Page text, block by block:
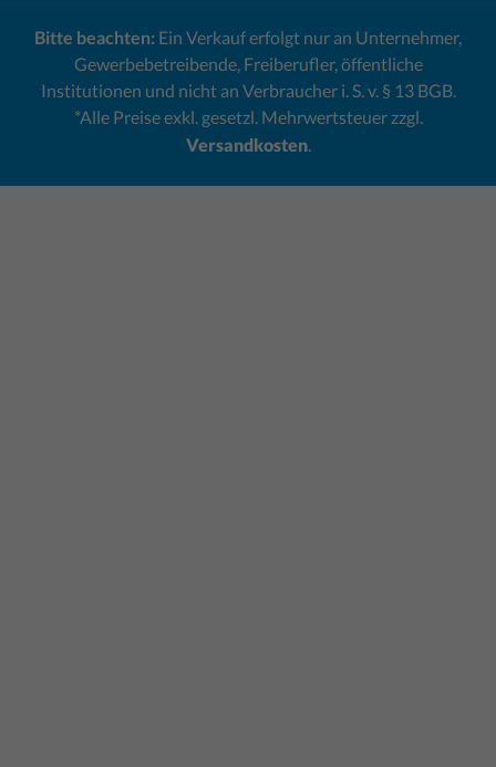
Bitte beachten: Ein Verkauf erfolgt nur an Unternehmer,
Gewerbebetreibende, Freiberufler, öffentliche
Institutionen und nicht an Verbraucher i. S. v. § 13 BGB.
*Alle Preise exkl. gesetzl. Mehrwertsteuer zzgl.
Versandkosten.